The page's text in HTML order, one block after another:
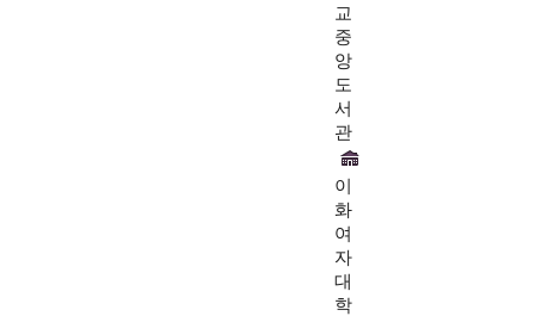
교
중
앙
도
서
관
이
화
여
자
대
학